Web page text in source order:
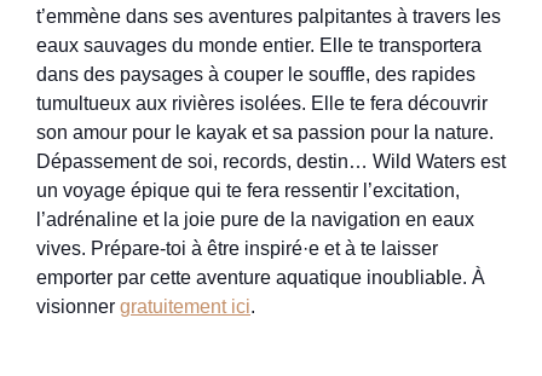
t’emmène dans ses aventures palpitantes à travers les
eaux sauvages du monde entier. Elle te transportera
dans des paysages à couper le souffle, des rapides
tumultueux aux rivières isolées. Elle te fera découvrir
son amour pour le kayak et sa passion pour la nature.
Dépassement de soi, records, destin… Wild Waters est
un voyage épique qui te fera ressentir l’excitation,
l’adrénaline et la joie pure de la navigation en eaux
vives. Prépare-toi à être inspiré·e et à te laisser
emporter par cette aventure aquatique inoubliable. À
visionner gratuitement ici.